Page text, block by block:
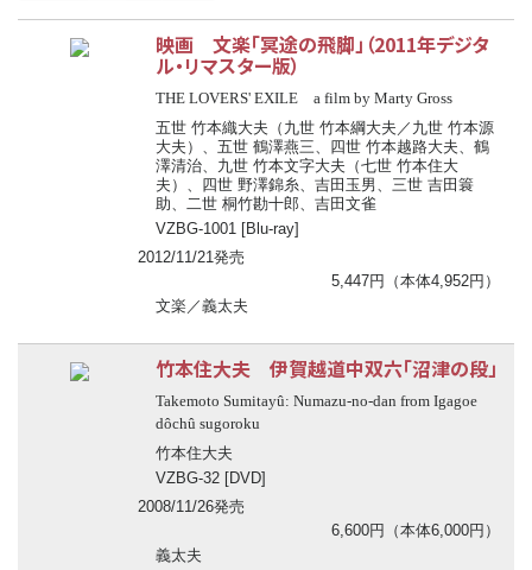
映画 文楽「冥途の飛脚」（2011年デジタ
ル・リマスター版）
THE LOVERS' EXILE a film by Marty Gross
五世 竹本織大夫（九世 竹本綱大夫／九世 竹本源
大夫）、五世 鶴澤燕三、四世 竹本越路大夫、鶴
澤清治、九世 竹本文字大夫（七世 竹本住大
夫）、四世 野澤錦糸、吉田玉男、三世 吉田簑
助、二世 桐竹勘十郎、吉田文雀
VZBG-1001 [Blu-ray]
2012/11/21発売
5,447円（本体4,952円）
文楽／義太夫
竹本住大夫 伊賀越道中双六「沼津の段」
Takemoto Sumitayû: Numazu-no-dan from Igagoe
dôchû sugoroku
竹本住大夫
VZBG-32 [DVD]
2008/11/26発売
6,600円（本体6,000円）
義太夫